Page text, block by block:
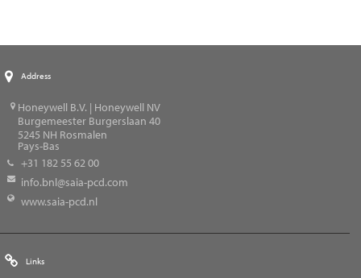
Address
Honeywell B.V. | Honeywell NV
Burgemeester Burgerslaan 40
5245 NH Rosmalen
Pays-Bas
+31 182 55 62 00
info.bnl@saia-pcd.com
www.saia-pcd.nl
Links